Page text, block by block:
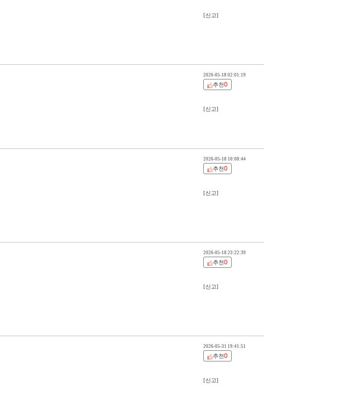
[신고]
2026-05-18 02:01:19
추천0
[신고]
2026-05-18 10:08:44
추천0
[신고]
2026-05-18 23:22:39
추천0
[신고]
2026-05-31 19:41:51
추천0
[신고]